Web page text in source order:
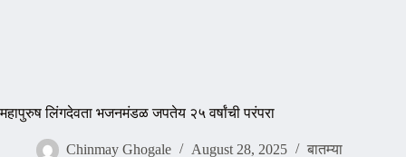
महापुरुष लिंगदेवता भजनमंडळ जपतेय २५ वर्षांची परंपरा
Chinmay Ghogale August 28, 2025 बातम्या